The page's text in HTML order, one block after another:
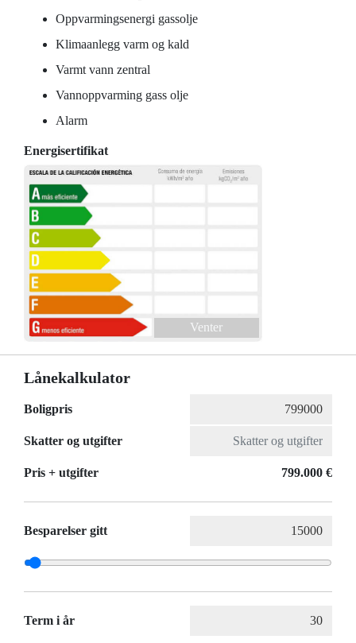
Oppvarmingsenergi gassolje
Klimaanlegg varm og kald
Varmt vann zentral
Vannoppvarming gass olje
Alarm
Energisertifikat
Venter
Lånekalkulator
Boligpris
Skatter og utgifter
Pris + utgifter 799.000 €
Besparelser gitt
Term i år